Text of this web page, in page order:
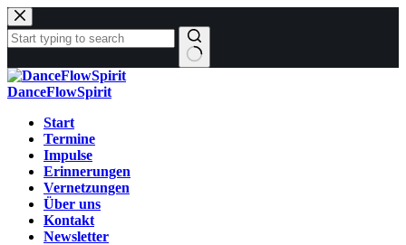
Zum
Inhalt
springen
Keine
Ergebnisse
DanceFlowSpirit
Start
Termine
Impulse
Erinnerungen
Vernetzungen
Über uns
Kontakt
Newsletter